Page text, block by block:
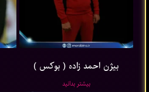
بیژن احمد زاده ( بوکس )
بیشتر بدانید